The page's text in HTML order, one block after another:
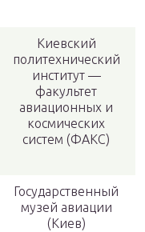
Киевский
политехнический
институт —
факультет
авиационных и
космических
систем (ФАКС)
Государственный
музей авиации
(Киев)